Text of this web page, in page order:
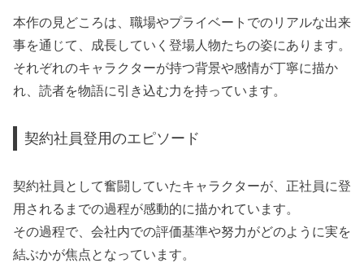
本作の見どころは、職場やプライベートでのリアルな出来
事を通じて、成長していく登場人物たちの姿にあります。
それぞれのキャラクターが持つ背景や感情が丁寧に描か
れ、読者を物語に引き込む力を持っています。
契約社員登用のエピソード
契約社員として奮闘していたキャラクターが、正社員に登
用されるまでの過程が感動的に描かれています。
その過程で、会社内での評価基準や努力がどのように実を
結ぶかが焦点となっています。